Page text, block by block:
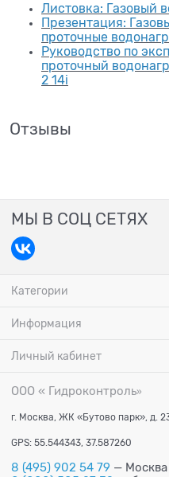
Листовка: Газовый
Презентация:
проточные
Руководство по
проточный
2 14i
Отзывы
МЫ В СОЦ СЕТЯХ
Категории
Информация
Личный кабинет
ООО « Гидроконтроль»
г. Москва, ЖК «Бутово парк», д.
GPS: 55.544343, 37.587260
8 (495) 902 54 79 — Москва